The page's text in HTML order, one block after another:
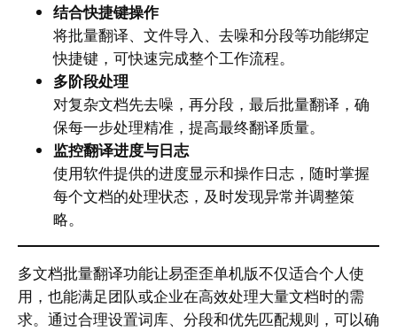
结合快捷键操作
将批量翻译、文件导入、去噪和分段等功能绑定
快捷键，可快速完成整个工作流程。
多阶段处理
对复杂文档先去噪，再分段，最后批量翻译，确
保每一步处理精准，提高最终翻译质量。
监控翻译进度与日志
使用软件提供的进度显示和操作日志，随时掌握
每个文档的处理状态，及时发现异常并调整策
略。
多文档批量翻译功能让易歪歪单机版不仅适合个人使
用，也能满足团队或企业在高效处理大量文档时的需
求。通过合理设置词库、分段和优先匹配规则，可以确